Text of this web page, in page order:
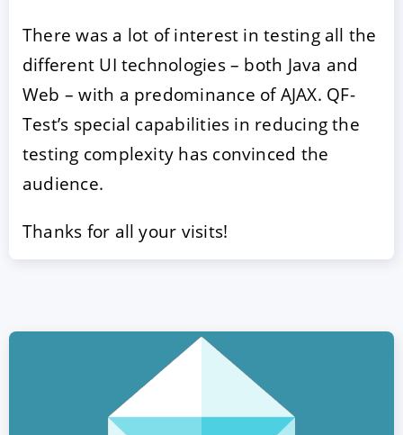
There was a lot of interest in testing all the
different UI technologies – both Java and
Web – with a predominance of AJAX. QF-
Test’s special capabilities in reducing the
testing complexity has convinced the
audience.
Thanks for all your visits!
Mentions légales|Protection des données